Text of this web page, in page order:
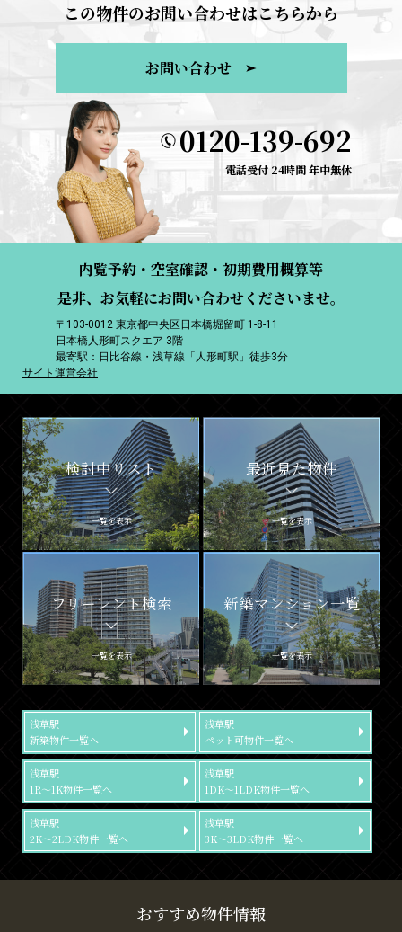
この物件のお問い合わせはこちらから
お問い合わせ
0120-139-692
電話受付 24時間 年中無休
内覧予約・空室確認・初期費用概算等
是非、お気軽にお問い合わせくださいませ。
〒103-0012 東京都中央区日本橋堀留町 1-8-11
日本橋人形町スクエア 3階
最寄駅：日比谷線・浅草線「人形町駅」徒歩3分
サイト運営会社
検討中リスト
一覧を表示
最近見た物件
一覧を表示
フリーレント検索
一覧を表示
新築マンション一覧
一覧を表示
浅草駅
新築物件一覧へ
浅草駅
ペット可物件一覧へ
浅草駅
1R～1K物件一覧へ
浅草駅
1DK～1LDK物件一覧へ
浅草駅
2K～2LDK物件一覧へ
浅草駅
3K～3LDK物件一覧へ
おすすめ物件情報